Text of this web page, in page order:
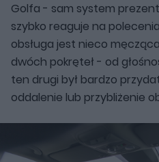
Golfa - sam system
szybko reaguje na
obsługa jest nieco
dwóch pokręteł - od
ten drugi był bardzo
oddalenie lub przybliżenie